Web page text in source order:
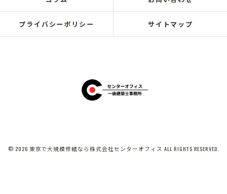
プライバシーポリシー サイトマップ
© 2026 東京で大規模修繕なら株式会社センターオフィス ALL RIGHTS RESERVED.